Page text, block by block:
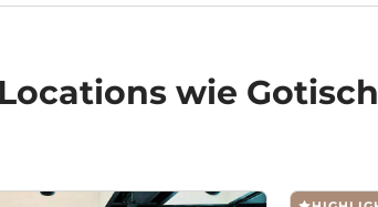
wie